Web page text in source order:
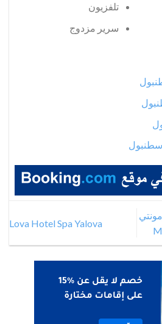
تلفزيون
سرير مزدوج
Lova Hotel Spa Yalova